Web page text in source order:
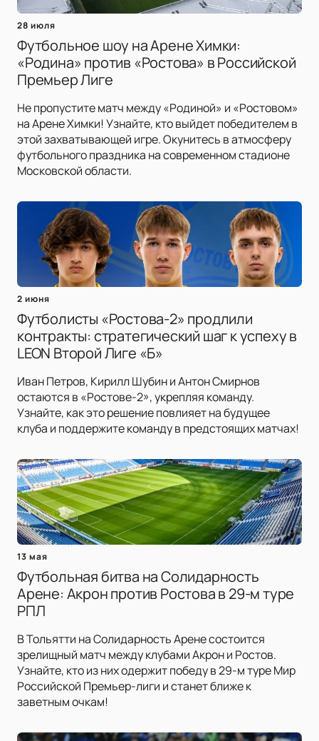
28 июля
Футбольное шоу на Арене Химки:
«Родина» против «Ростова» в Российской
Премьер Лиге
Не пропустите матч между «Родиной» и «Ростовом»
на Арене Химки! Узнайте, кто выйдет победителем в
этой захватывающей игре. Окунитесь в атмосферу
футбольного праздника на современном стадионе
Московской области.
2 июня
Футболисты «Ростова-2» продлили
контракты: стратегический шаг к успеху в
LEON Второй Лиге «Б»
Иван Петров, Кирилл Шубин и Антон Смирнов
остаются в «Ростове-2», укрепляя команду.
Узнайте, как это решение повлияет на будущее
клуба и поддержите команду в предстоящих матчах!
13 мая
Футбольная битва на Солидарность
Арене: Акрон против Ростова в 29-м туре
РПЛ
В Тольятти на Солидарность Арене состоится
зрелищный матч между клубами Акрон и Ростов.
Узнайте, кто из них одержит победу в 29-м туре Мир
Российской Премьер-лиги и станет ближе к
заветным очкам!